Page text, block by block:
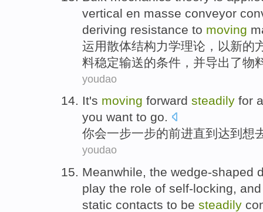
vertical en masse conveyor
deriving resistance to moving
运用散体结构力学理论 ， 以新的
料稳定输送的条件 ， 并导出了物
youdao
It's moving forward steadily for
you want to go.
你会一步一步的前进直到达到 想
youdao
Meanwhile, the wedge-shaped
play the role of self-locking,
static contacts to be steadily